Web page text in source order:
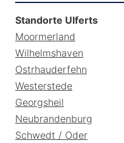
Standorte Ulferts
Moormerland
Wilhelmshaven
Ostrhauderfehn
Westerstede
Georgsheil
Neubrandenburg
Schwedt / Oder